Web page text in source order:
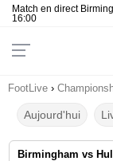
Match en direct
16:00
FootLive ›
Aujourd'hui
Birmingham vs